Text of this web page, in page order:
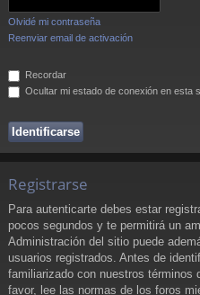
Olvidé mi contraseña
Reenviar email de activación
Recordar
Ocultar mi estado de conexión en esta
Registrarse
Para autenticarte debes estar
pocos segundos y te permitirá un
Administración del sitio puede
usuarios registrados. Antes de
familiarizado con nuestros
favor, lee las normas de los foros